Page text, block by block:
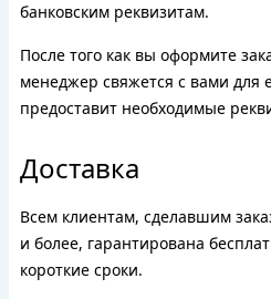
банковским реквизитам.
После того как вы оформите
менеджер свяжется с вами для
предоставит необходимые
Доставка
Всем клиентам, сделавшим
и более, гарантирована
короткие сроки.